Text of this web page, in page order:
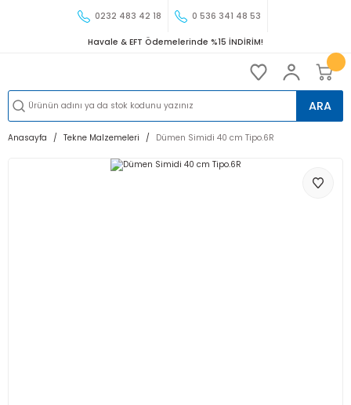
0232 483 42 18 0 536 341 48 53
Havale & EFT Ödemelerinde %15 İNDİRİM!
ARA
Anasayfa Tekne Malzemeleri Dümen Simidi 40 cm Tipo.6R